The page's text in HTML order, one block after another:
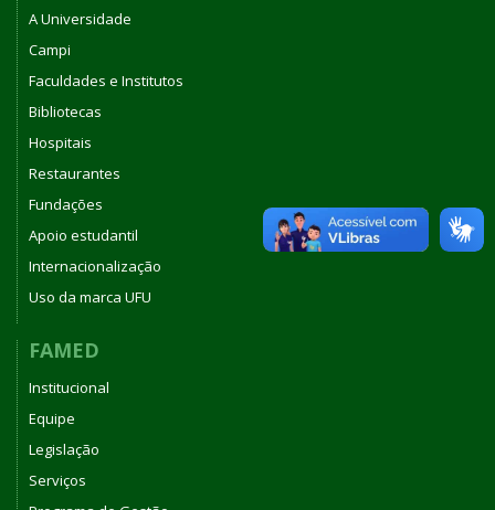
A Universidade
Campi
Faculdades e Institutos
Bibliotecas
Hospitais
Restaurantes
Fundações
Apoio estudantil
Internacionalização
Uso da marca UFU
FAMED
Institucional
Equipe
Legislação
Serviços